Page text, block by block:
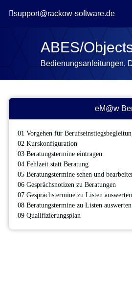
support@rackow-software.de
ABES/
Bedienungsanleitungen,
eM@w
01 Vorgehen für
02 Kurskonfiguration
03 Beratungstermine eintragen
04 Fehlzeit statt Beratung
05 Beratungstermine sehen und
06 Gesprächsnotizen zu Beratungen
07 Gesprächstermine zu Listen auswerten
08 Beratungstermine zu Listen auswerten
09 Qualifizierungsplan